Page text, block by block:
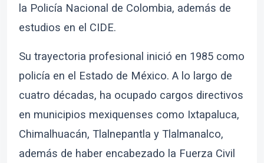
la Policía Nacional de Colombia, además de
estudios en el CIDE.
Su trayectoria profesional inició en 1985 como
policía en el Estado de México. A lo largo de
cuatro décadas, ha ocupado cargos directivos
en municipios mexiquenses como Ixtapaluca,
Chimalhuacán, Tlalnepantla y Tlalmanalco,
además de haber encabezado la Fuerza Civil